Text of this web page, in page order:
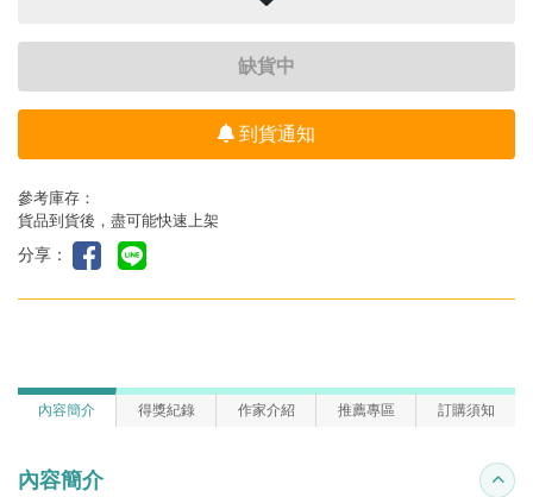
缺貨中
到貨通知
參考庫存：
貨品到貨後，盡可能快速上架
分享：
內容簡介 得獎紀錄 作家介紹 推薦專區 訂購須知
內容簡介 收合